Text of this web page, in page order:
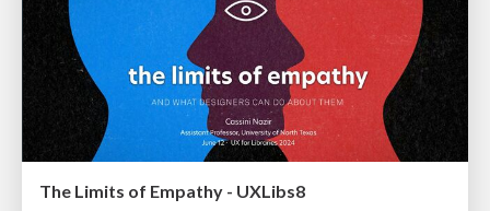
The Limits of Empathy - UXLibs8